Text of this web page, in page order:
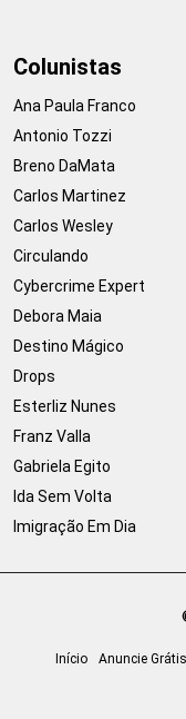
Colunistas
Ana Paula Franco
Antonio Tozzi
Breno DaMata
Carlos Martinez
Carlos Wesley
Circulando
Cybercrime Expert
Debora Maia
Destino Mágico
Drops
Esterliz Nunes
Franz Valla
Gabriela Egito
Ida Sem Volta
Imigração Em Dia
Início Anuncie Grátis